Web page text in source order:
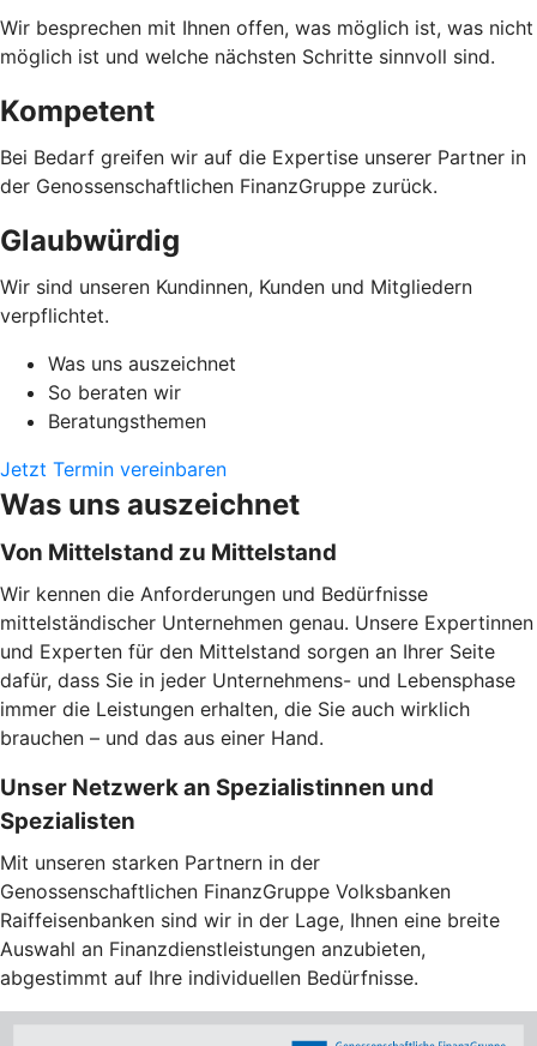
Wir besprechen mit Ihnen offen, was möglich ist, was nicht
möglich ist und welche nächsten Schritte sinnvoll sind.
Kompetent
Bei Bedarf greifen wir auf die Expertise unserer Partner in
der Genossenschaftlichen FinanzGruppe zurück.
Glaubwürdig
Wir sind unseren Kundinnen, Kunden und Mitgliedern
verpflichtet.
Was uns auszeichnet
So beraten wir
Beratungsthemen
Jetzt Termin vereinbaren
Was uns auszeichnet
Von Mittelstand zu Mittelstand
Wir kennen die Anforderungen und Bedürfnisse
mittelständischer Unternehmen genau. Unsere Expertinnen
und Experten für den Mittelstand sorgen an Ihrer Seite
dafür, dass Sie in jeder Unternehmens- und Lebensphase
immer die Leistungen erhalten, die Sie auch wirklich
brauchen – und das aus einer Hand.
Unser Netzwerk an Spezialistinnen und
Spezialisten
Mit unseren starken Partnern in der
Genossenschaftlichen FinanzGruppe Volksbanken
Raiffeisenbanken sind wir in der Lage, Ihnen eine breite
Auswahl an Finanzdienstleistungen anzubieten,
abgestimmt auf Ihre individuellen Bedürfnisse.